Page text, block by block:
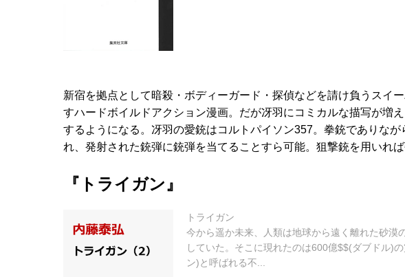
新宿を拠点として暗殺・ボディーガード・探偵などを請け負うスイ
すハードボイルドアクション漫画。だが冴羽にコミカルな描写が増
するようになる。冴羽の愛銃はコルトパイソン357。拳銃でありな
れ、発射された銃弾に銃弾を当てることすら可能。狙撃銃を用いれ
『トライガン』
トライガン
今から遥か未来、人類は地球から遠く離れた砂漠
していた。そこに現れたのは600億$$(ダブドル)
ン)と呼ばれる不...